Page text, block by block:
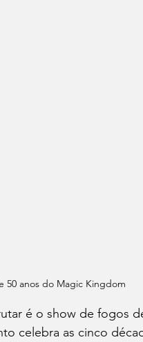
50 anos do Magic Kingdom
é o show de fogos
celebra as cinco